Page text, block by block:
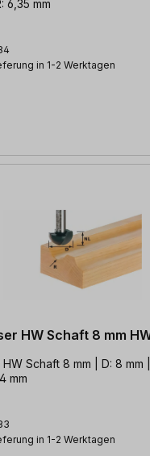
6,35 mm
in 1-2 Werktagen
HW Schaft 8 mm
Schaft 8 mm | D: 8 mm |
mm
in 1-2 Werktagen